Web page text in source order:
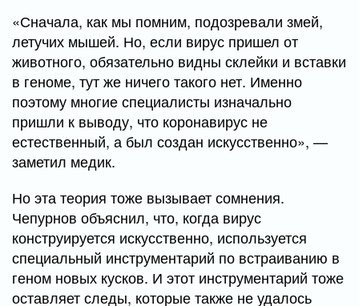
«Сначала, как мы помним, подозревали змей,
летучих мышей. Но, если вирус пришел от
животного, обязательно видны склейки и вставки
в геноме, тут же ничего такого нет. Именно
поэтому многие специалисты изначально
пришли к выводу, что коронавирус не
естественный, а был создан искусственно», —
заметил медик.
Но эта теория тоже вызывает сомнения.
Чепурнов объяснил, что, когда вирус
конструируется искусственно, используется
специальный инструментарий по встраиванию в
геном новых кусков. И этот инструментарий тоже
оставляет следы, которые также не удалось